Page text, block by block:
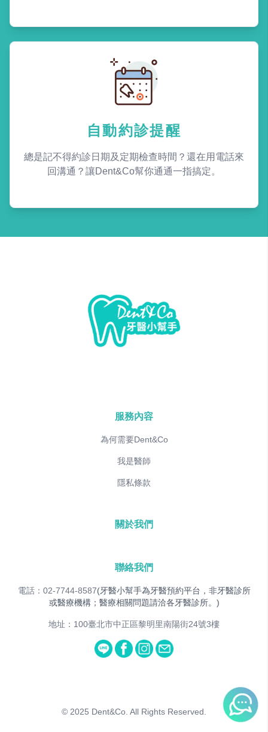
自動約診提醒
總是記不得約診日期及定期檢查時間？還在用電話來
回溝通？讓Dent&Co幫你通通一指搞定。
服務內容
為何需要Dent&Co
我是醫師
隱私條款
關於我們
聯絡我們
電話：02-7744-8587(牙醫小幫手為牙醫預約平台，非牙醫診所
或醫療機構；醫療相關問題請洽各牙醫診所。)
地址：100臺北市中正區黎明里南陽街24號3樓
© 2025 Dent&Co. All Rights Reserved.